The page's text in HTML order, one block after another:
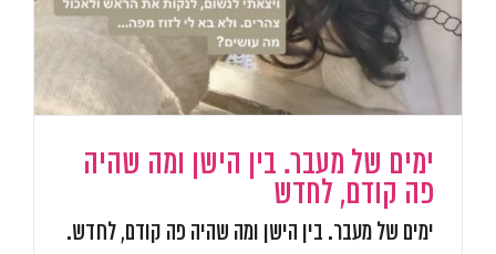
ימים של מעבר. בין הישן ומה שהיה
פה קודם, לחדש
ימים של מעבר. בין הישן ומה שהיה פה קודם, לחדש.